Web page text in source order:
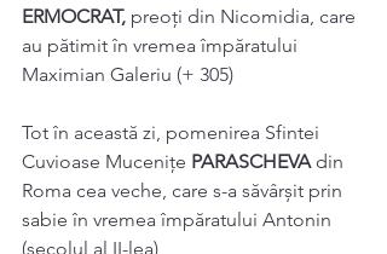
ERMOCRAT, preoţi din Nicomidia, care
au pătimit în vremea împăratului
Maximian Galeriu (+ 305)
Tot în această zi, pomenirea Sfintei
Cuvioase Muceniţe PARASCHEVA din
Roma cea veche, care s-a săvârșit prin
sabie în vremea împăratului Antonin
(secolul al II-lea)